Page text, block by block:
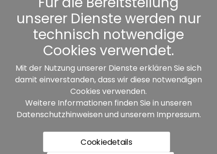
Sonstiges
Unsere Partner:
unserer Dienste werden nur
technisch notwendige
Cookies verwendet.
Mit der Nutzung unserer Dienste erklären Sie sich
damit einverstanden, dass wir diese notwendigen
Cookies verwenden.
Weitere Informationen finden Sie in unseren
Datenschutzhinweisen und unserem Impressum.
Cookiedetails